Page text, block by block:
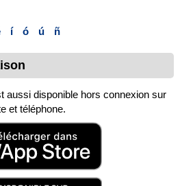
í ó ú ñ
aussi disponible hors connexion sur
et téléphone.